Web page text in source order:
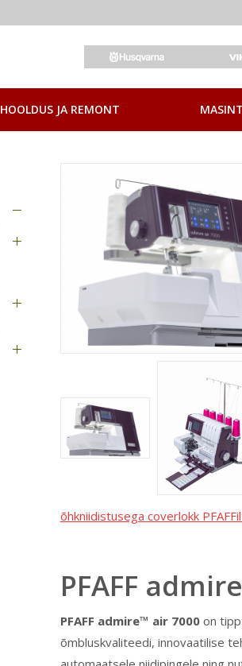
HOOLDUS JA REMONT
õhkniidistusega coverlokk
PFAFF
PFAFF admire™ air 7000on
õmbluskvaliteedi, innovaatilise